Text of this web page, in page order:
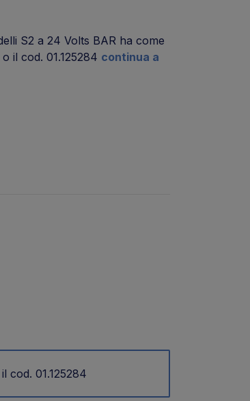
S2 a 24 Volts BAR ha come
il cod. 01.125284 continua a
cod. 01.125284